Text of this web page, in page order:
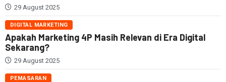
29 August 2025
DIGITAL MARKETING
Apakah Marketing 4P Masih Relevan di Era Digital
Sekarang?
29 August 2025
PEMASARAN